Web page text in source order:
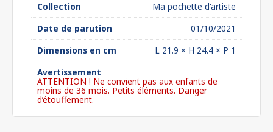
Collection
Ma pochette d'artiste
Date de parution
01/10/2021
Dimensions en cm
L 21.9 × H 24.4 × P 1
Avertissement
ATTENTION ! Ne convient pas aux enfants de
moins de 36 mois. Petits éléments. Danger
d’étouffement.